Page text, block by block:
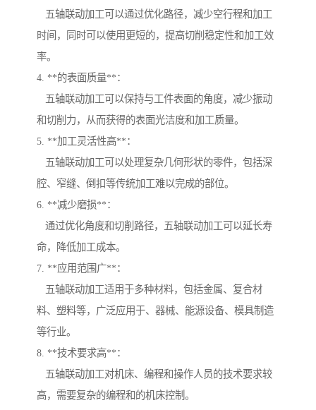
五轴联动加工可以通过优化路径，减少空行程和加工
时间，同时可以使用更短的，提高切削稳定性和加工效
率。
4. **的表面质量**：
五轴联动加工可以保持与工件表面的角度，减少振动
和切削力，从而获得的表面光洁度和加工质量。
5. **加工灵活性高**：
五轴联动加工可以处理复杂几何形状的零件，包括深
腔、窄缝、倒扣等传统加工难以完成的部位。
6. **减少磨损**：
通过优化角度和切削路径，五轴联动加工可以延长寿
命，降低加工成本。
7. **应用范围广**：
五轴联动加工适用于多种材料，包括金属、复合材
料、塑料等，广泛应用于、器械、能源设备、模具制造
等行业。
8. **技术要求高**：
五轴联动加工对机床、编程和操作人员的技术要求较
高，需要复杂的编程和的机床控制。